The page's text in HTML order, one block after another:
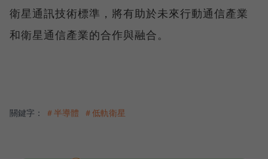
衛星通訊技術標準，將有助於未來行動通信產業
和衛星通信產業的合作與融合。
關鍵字： ＃半導體 ＃低軌衛星